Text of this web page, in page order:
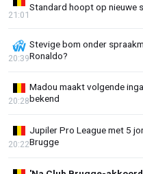
Standard hoopt op nieuwe
21:01
Stevige bom onder
Ronaldo?
20:39
Madou maakt volgende
bekend
20:28
Jupiler Pro League met 5
Brugge
20:22